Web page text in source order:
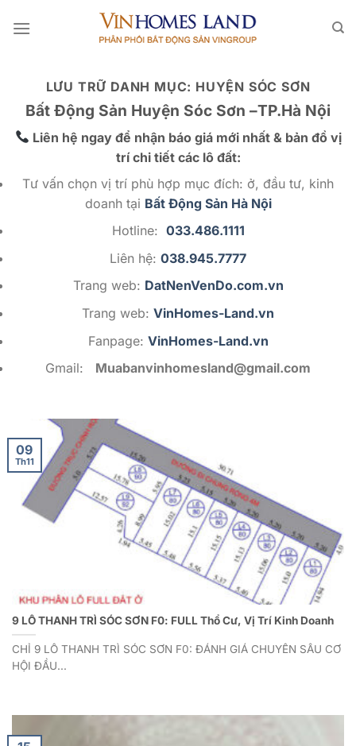
qua
LƯU TRỮ DANH MỤC: HUYỆN SÓC SƠN
Bất Động Sản Huyện Sóc Sơn –TP.Hà Nội
Liên hệ ngay để nhận báo giá mới nhất & bản đồ vị
trí chi tiết các lô đất:
Tư vấn chọn vị trí phù hợp mục đích: ở, đầu tư, kinh
doanh tại Bất Động Sản Hà Nội
Hotline: 033.486.1111
Liên hệ: 038.945.7777
Trang web: DatNenVenDo.com.vn
Trang web: VinHomes-Land.vn
Fanpage: VinHomes-Land.vn
Gmail: Muabanvinhomesland@gmail.com
9 LÔ THANH TRÌ SÓC SƠN F0: FULL Thổ Cư, Vị Trí Kinh Doanh
CHỈ 9 LÔ THANH TRÌ SÓC SƠN F0: ĐÁNH GIÁ CHUYÊN SÂU CƠ
HỘI ĐẦU...
09
Th11